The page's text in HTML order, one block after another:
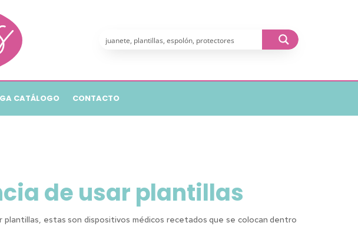
CATÁLOGO CONTACTO
de usar plantillas
plantillas, estas son dispositivos médicos recetados que se colocan dentro